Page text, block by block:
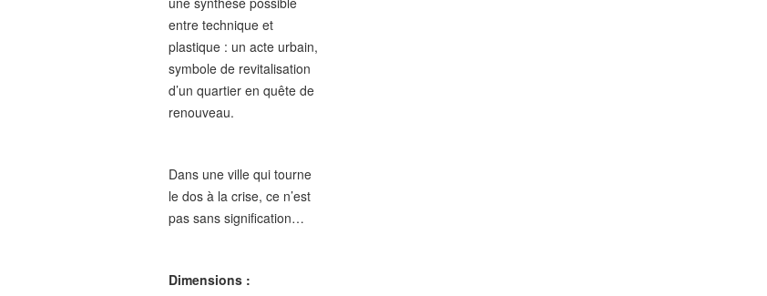
entre technique et
plastique : un acte urbain,
symbole de revitalisation
d’un quartier en quête de
renouveau.
Dans une ville qui tourne
le dos à la crise, ce n’est
pas sans signification…
Dimensions :